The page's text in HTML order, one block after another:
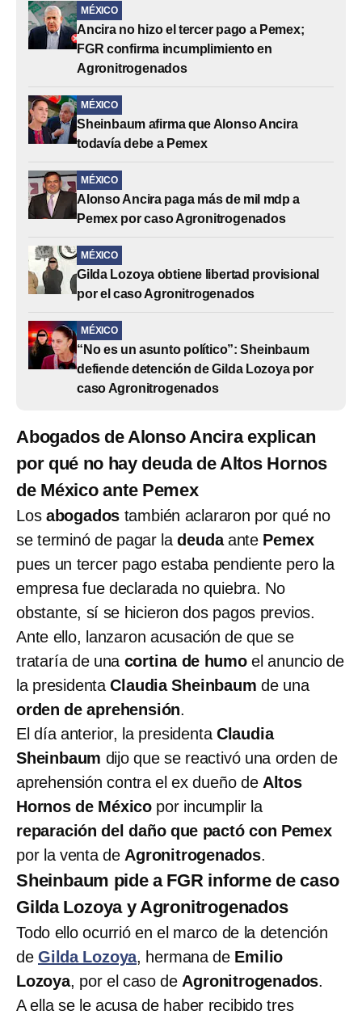
MÉXICO
Ancira no hizo el tercer pago a Pemex;
FGR confirma incumplimiento en
Agronitrogenados
MÉXICO
Sheinbaum afirma que Alonso Ancira
todavía debe a Pemex
MÉXICO
Alonso Ancira paga más de mil mdp a
Pemex por caso Agronitrogenados
MÉXICO
Gilda Lozoya obtiene libertad provisional
por el caso Agronitrogenados
MÉXICO
“No es un asunto político”: Sheinbaum
defiende detención de Gilda Lozoya por
caso Agronitrogenados
Abogados de Alonso Ancira explican
por qué no hay deuda de Altos Hornos
de México ante Pemex
Los abogados también aclararon por qué no
se terminó de pagar ladeudaante Pemex
pues un tercer pago estaba pendiente pero la
empresa fue declarada no quiebra. No
obstante, sí se hicieron dos pagos previos.
Ante ello, lanzaron acusación de que se
trataría de una cortina de humoel anuncio de
la presidentaClaudia Sheinbaum de una
orden de aprehensión.
El día anterior, la presidenta Claudia
Sheinbaum dijo que se reactivó una orden de
aprehensión contra el ex dueño de Altos
Hornos de México por incumplir la
reparación del daño que pactó con Pemex
por la venta de Agronitrogenados.
Sheinbaum pide a FGR informe de caso
Gilda Lozoya y Agronitrogenados
Todo ello ocurrió en el marco de la detención
de Gilda Lozoya, hermana de Emilio
Lozoya, por el caso de Agronitrogenados.
A ella se le acusa de haber recibido tres